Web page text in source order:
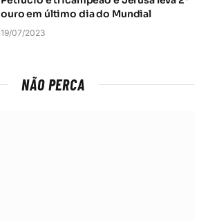
ouro em último dia do Mundial
19/07/2023
NÃO PERCA